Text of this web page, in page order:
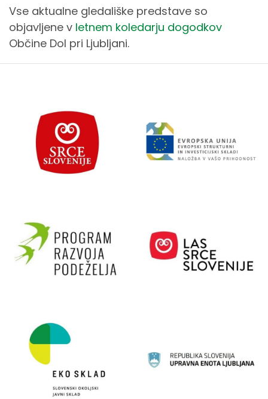
Vse aktualne gledališke predstave so
objavljene v letnem koledarju dogodkov
Občine Dol pri Ljubljani.